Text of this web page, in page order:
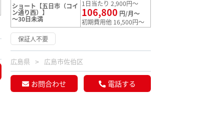
ショート【五日市（コイ
ン通り西）】
～30日未満
1日当たり 2,900円～
106,800 円/月～
初期費用他 16,500円～
保証人不要
広島県 広島市佐伯区
お問合わせ 電話する